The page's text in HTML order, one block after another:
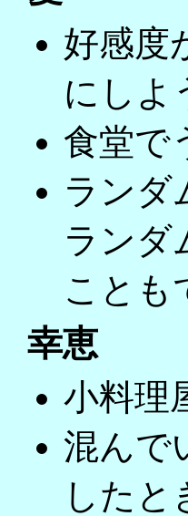
好感度
にしよ
食堂で
ランダ
ランダ
ことも
幸恵
小料理
混んで
したと